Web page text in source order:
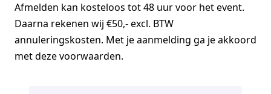
Afmelden kan kosteloos tot 48 uur voor het event.
Daarna rekenen wij €50,- excl. BTW
annuleringskosten. Met je aanmelding ga je akkoord
met deze voorwaarden.